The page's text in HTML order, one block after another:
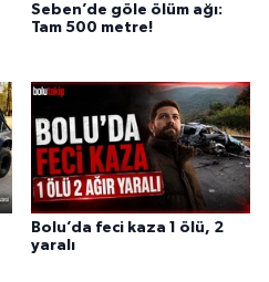
Seben’de göle ölüm ağı:
Tam 500 metre!
Bolu’da feci kaza 1 ölü, 2
yaralı